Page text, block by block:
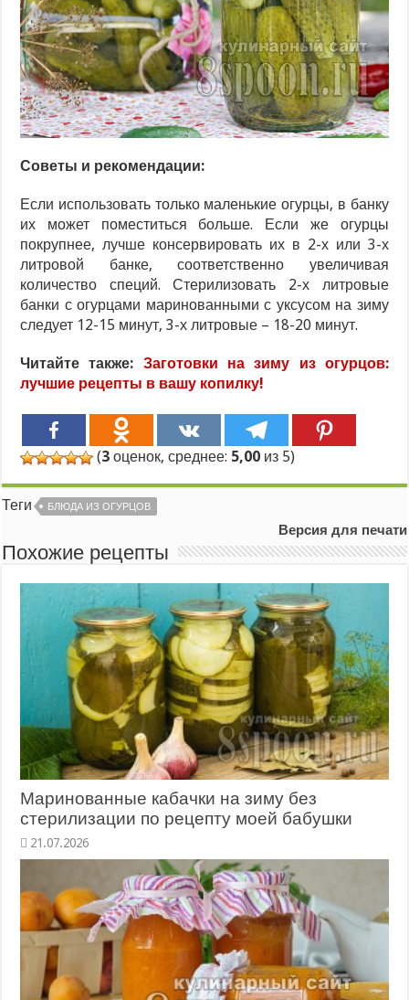
Советы и рекомендации:
Если использовать только маленькие огурцы, в банку
их может поместиться больше. Если же огурцы
покрупнее, лучше консервировать их в 2-х или 3-х
литровой банке, соответственно увеличивая
количество специй. Стерилизовать 2-х литровые
банки с огурцами маринованными с уксусом на зиму
следует 12-15 минут, 3-х литровые – 18-20 минут.
Читайте также: Заготовки на зиму из огурцов:
лучшие рецепты в вашу копилку!
(3 оценок, среднее: 5,00 из 5)
Теги БЛЮДА ИЗ ОГУРЦОВ
Версия для печати
Похожие рецепты
Маринованные кабачки на зиму без
стерилизации по рецепту моей бабушки